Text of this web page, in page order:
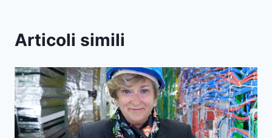
Articoli simili